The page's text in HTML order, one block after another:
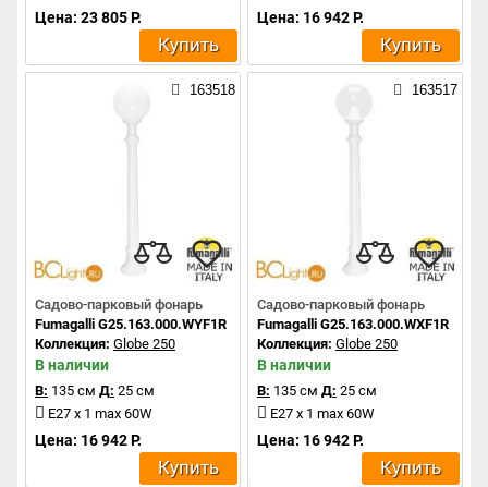
Цена: 23 805 Р.
Купить
Цена: 16 942 Р.
Купить
163518
Садово-парковый фонарь
Fumagalli G25.163.000.WYF1R
Коллекция: Globe 250
В наличии
В: 135 см Д: 25 см
E27 x 1 max 60W
Цена: 16 942 Р.
Купить
163517
Садово-парковый фонарь
Fumagalli G25.163.000.WXF1R
Коллекция: Globe 250
В наличии
В: 135 см Д: 25 см
E27 x 1 max 60W
Цена: 16 942 Р.
Купить